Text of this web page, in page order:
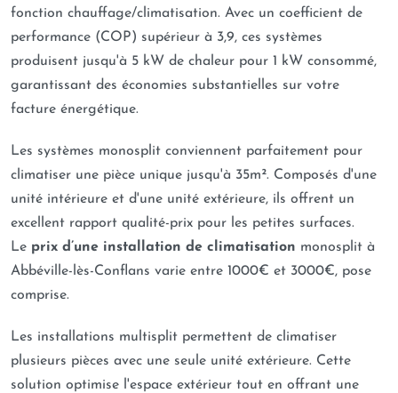
fonction chauffage/climatisation. Avec un coefficient de
performance (COP) supérieur à 3,9, ces systèmes
produisent jusqu'à 5 kW de chaleur pour 1 kW consommé,
garantissant des économies substantielles sur votre
facture énergétique.
Les systèmes monosplit conviennent parfaitement pour
climatiser une pièce unique jusqu'à 35m². Composés d'une
unité intérieure et d'une unité extérieure, ils offrent un
excellent rapport qualité-prix pour les petites surfaces.
Le prix d’une installation de climatisation monosplit à
Abbéville-lès-Conflans varie entre 1000€ et 3000€, pose
comprise.
Les installations multisplit permettent de climatiser
plusieurs pièces avec une seule unité extérieure. Cette
solution optimise l'espace extérieur tout en offrant une